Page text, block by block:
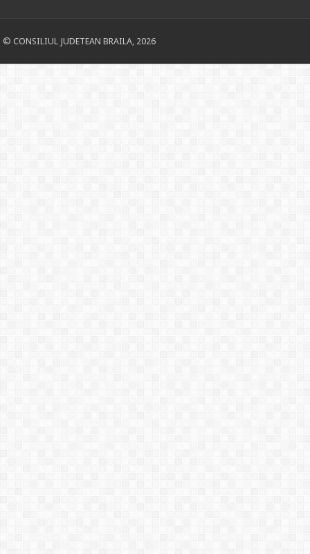
© CONSILIUL JUDETEAN BRAILA, 2026